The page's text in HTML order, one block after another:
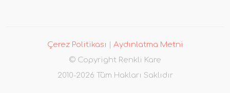
Çerez Politikası
Aydınlatma Metni
© Copyright Renkli Kare
2010-2026 Tüm Hakları Saklıdır